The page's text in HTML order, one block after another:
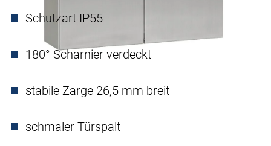
Schutzart IP55
180° Scharnier verdeckt
stabile Zarge 26,5 mm breit
schmaler Türspalt